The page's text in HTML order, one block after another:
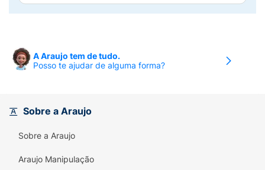
que as crianças vão amar.
praticidade para o dia a dia. Garanta cabelos
saudáveis, cheios de vida e com um brilho
pequenos.Creme infantil Nazca Acqua Kids
a escolha certa para a saúde e beleza dos
cabelos da sua criança.
A Araujo tem de tudo.
Posso te ajudar de alguma forma?
Sobre a Araujo
Sobre a Araujo
Araujo Manipulação